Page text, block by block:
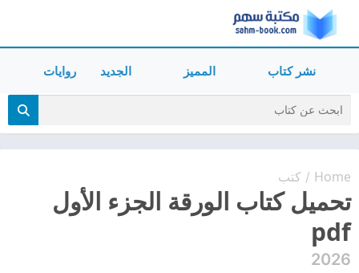
نشر كتاب المميز الجديد روايات
Home
/ كتب
تحميل كتاب الورقة الجزء الأول
pdf
2026